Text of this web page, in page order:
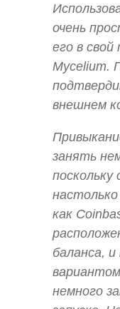
очень
его в
Mycelium.
внешнем
занять
поскольку
как
баланса,
немного